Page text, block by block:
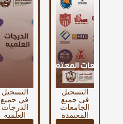
التسجيل
في جميع
الجامعات
المعتمدة
التسجيل
في جميع
الدرجات
العلميه